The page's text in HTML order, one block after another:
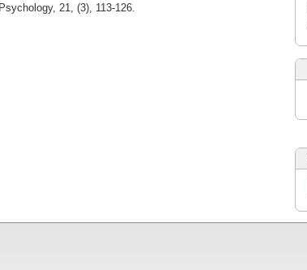
21, (3), 113-126.